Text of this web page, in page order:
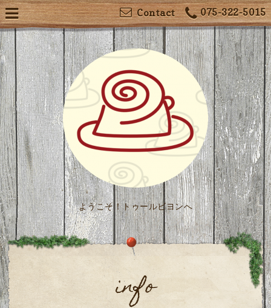
075-322-5015
Contact
ようこそ！トゥールビヨンへ
info